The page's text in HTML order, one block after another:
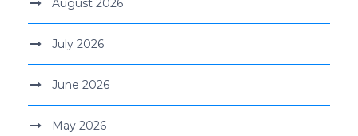
August 2026
July 2026
June 2026
May 2026